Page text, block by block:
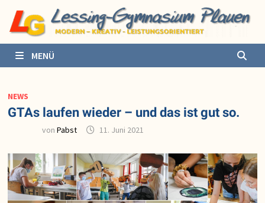
zum
Inhalt
MENÜ
NEWS
GTAs laufen wieder – und das ist gut so.
vonPabst 11. Juni 2021